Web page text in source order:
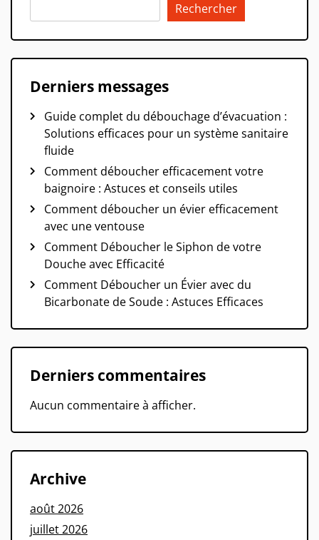
Rechercher
Derniers messages
Guide complet du débouchage d’évacuation :
Solutions efficaces pour un système sanitaire
fluide
Comment déboucher efficacement votre
baignoire : Astuces et conseils utiles
Comment déboucher un évier efficacement
avec une ventouse
Comment Déboucher le Siphon de votre
Douche avec Efficacité
Comment Déboucher un Évier avec du
Bicarbonate de Soude : Astuces Efficaces
Derniers commentaires
Aucun commentaire à afficher.
Archive
août 2026
juillet 2026